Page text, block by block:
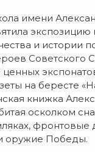
имени
экспозицию
и истории
Советского
на бересте
книжка
осколком
фронтовые
оружие Победы.